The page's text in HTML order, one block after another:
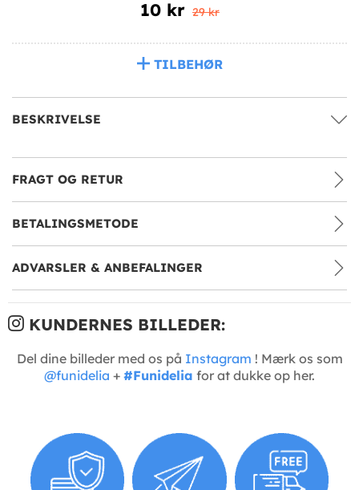
10 kr 29 kr
TILBEHØR
BESKRIVELSE
FRAGT OG RETUR
BETALINGSMETODE
ADVARSLER & ANBEFALINGER
KUNDERNES BILLEDER:
Del dine billeder med os på Instagram ! Mærk os som
@funidelia + #Funidelia for at dukke op her.